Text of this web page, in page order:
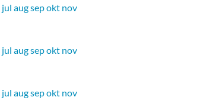
jul augsepokt nov
jul augsepokt nov
jul augsepokt nov